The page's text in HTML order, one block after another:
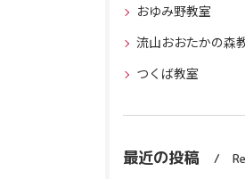
おゆみ野教室
流山おおたかの森
つくば教室
最近の投稿